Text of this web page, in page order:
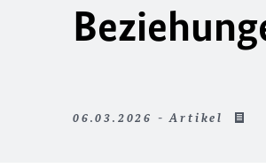
06.03.2026 - Artikel